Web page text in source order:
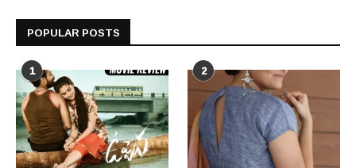
POPULAR POSTS
1 2